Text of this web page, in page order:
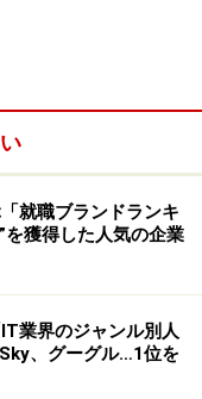
働の禁止」が謳わ
といって、結局会
です。
就職ブランドランキ
を獲得した人気の企業
業界のジャンル別人
、グーグル…1位を